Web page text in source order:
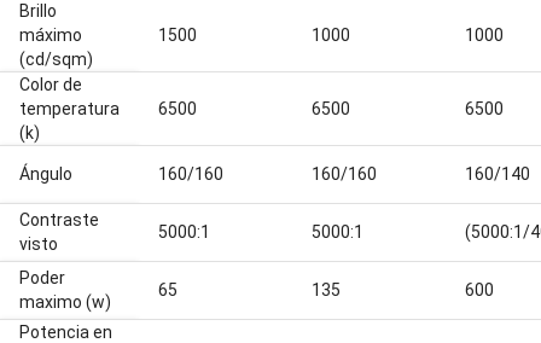
Brillo
máximo
(cd/sqm)
1500 1000 1000
Color de
temperatura
(k)
6500 6500 6500
Ángulo 160/160 160/160 160/140
Contraste
visto
5000:1 5000:1 (5000:1/
Poder
maximo (w)
65 135 600
Potencia en